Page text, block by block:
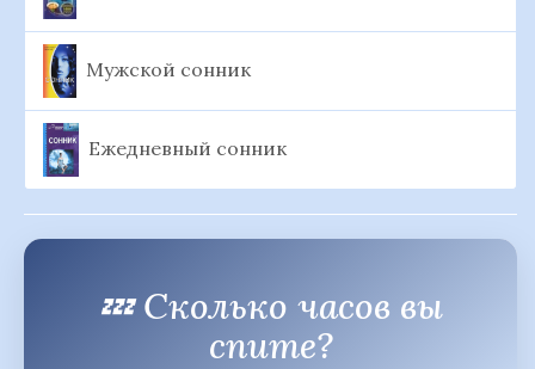
Мужской сонник
Ежедневный сонник
💤 Сколько часов вы
спите?